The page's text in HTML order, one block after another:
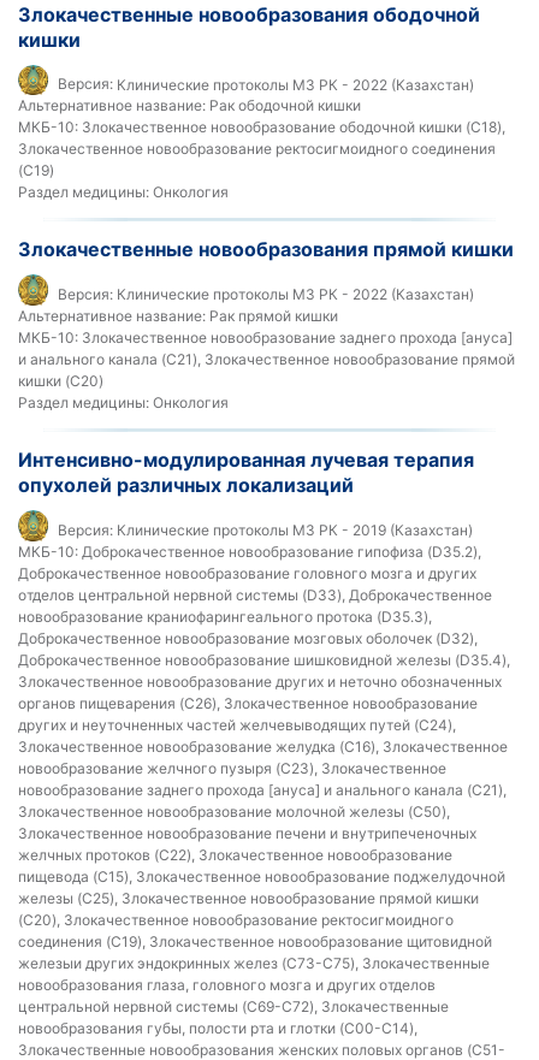
Злокачественные новообразования ободочной
кишки
Версия: Клинические протоколы МЗ РК - 2022 (Казахстан)
Альтернативное название: Рак ободочной кишки
МКБ-10: Злокачественное новообразование ободочной кишки (C18),
Злокачественное новообразование ректосигмоидного соединения
(C19)
Раздел медицины: Онкология
Злокачественные новообразования прямой кишки
Версия: Клинические протоколы МЗ РК - 2022 (Казахстан)
Альтернативное название: Рак прямой кишки
МКБ-10: Злокачественное новообразование заднего прохода [ануса]
и анального канала (C21), Злокачественное новообразование прямой
кишки (C20)
Раздел медицины: Онкология
Интенсивно-модулированная лучевая терапия
опухолей различных локализаций
Версия: Клинические протоколы МЗ РК - 2019 (Казахстан)
МКБ-10: Доброкачественное новообразование гипофиза (D35.2),
Доброкачественное новообразование головного мозга и других
отделов центральной нервной системы (D33), Доброкачественное
новообразование краниофарингеального протока (D35.3),
Доброкачественное новообразование мозговых оболочек (D32),
Доброкачественное новообразование шишковидной железы (D35.4),
Злокачественное новообразование других и неточно обозначенных
органов пищеварения (C26), Злокачественное новообразование
других и неуточненных частей желчевыводящих путей (C24),
Злокачественное новообразование желудка (C16), Злокачественное
новообразование желчного пузыря (C23), Злокачественное
новообразование заднего прохода [ануса] и анального канала (C21),
Злокачественное новообразование молочной железы (C50),
Злокачественное новообразование печени и внутрипеченочных
желчных протоков (C22), Злокачественное новообразование
пищевода (C15), Злокачественное новообразование поджелудочной
железы (C25), Злокачественное новообразование прямой кишки
(C20), Злокачественное новообразование ректосигмоидного
соединения (C19), Злокачественное новообразование щитовидной
железыи других эндокринных желез (C73-C75), Злокачественные
новообразования глаза, головного мозга и других отделов
центральной нервной системы (C69-C72), Злокачественные
новообразования губы, полости рта и глотки (C00-C14),
Злокачественные новообразования женских половых органов (C51-